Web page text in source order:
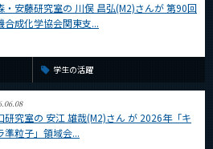
・安藤研究室の 川俣 昌弘(M2)さんが 第90回
合成化学協会関東支...
学生の活躍
研究室の 安江 雄哉(M2)さん が 2026年「キ
準粒子」領域会...